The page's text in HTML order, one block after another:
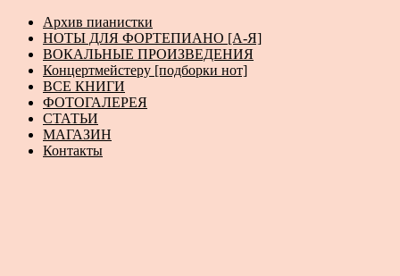
Архив пианистки
НОТЫ ДЛЯ ФОРТЕПИАНО [А-Я]
ВОКАЛЬНЫЕ ПРОИЗВЕДЕНИЯ
Концертмейстеру [подборки нот]
ВСЕ КНИГИ
ФОТОГАЛЕРЕЯ
СТАТЬИ
МАГАЗИН
Контакты